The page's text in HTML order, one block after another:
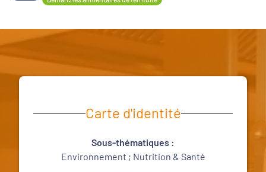
Carte d'identité
Sous-thématiques :
Environnement ; Nutrition & Santé